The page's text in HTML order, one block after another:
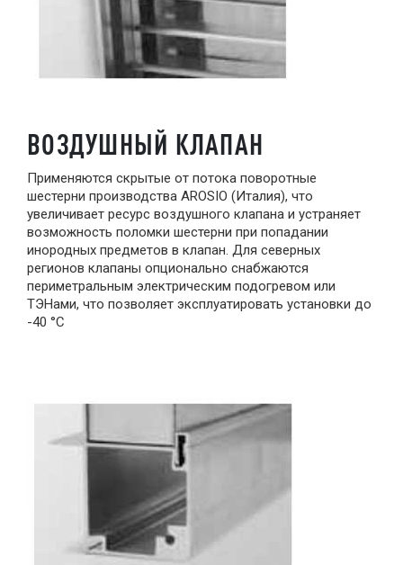
ВОЗДУШНЫЙ КЛАПАН
Применяются скрытые от потока поворотные
шестерни производства AROSIO (Италия), что
увеличивает ресурс воздушного клапана и устраняет
возможность поломки шестерни при попадании
инородных предметов в клапан. Для северных
регионов клапаны опционально снабжаются
периметральным электрическим подогревом или
ТЭНами, что позволяет эксплуатировать установки до
-40 °С